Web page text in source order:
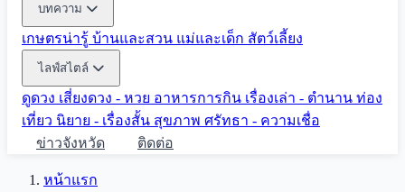
บทความ
เกษตรน่ารู้ บ้านและสวน แม่และเด็ก สัตว์เลี้ยง
ไลฟ์สไตล์
ดูดวง เสี่ยงดวง - หวย อาหารการกิน เรื่องเล่า - ตำนาน ท่อง
เที่ยว นิยาย - เรื่องสั้น สุขภาพ ศรัทธา - ความเชื่อ
ข่าวจังหวัด
ติดต่อ
หน้าแรก